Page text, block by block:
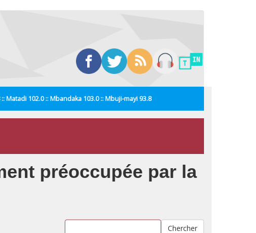
Matadi 102.0 :: Mbandaka 103.0 :: Mbuji-mayi 93.8
préoccupée par la
Chercher